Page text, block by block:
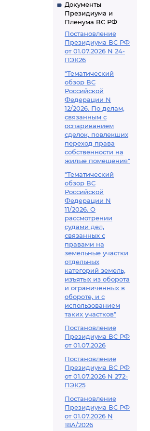
Документы
Президиума и
Пленума ВС РФ
Постановление
Президиума ВС РФ
от 01.07.2026 N 24-
ПЭК26
"Тематический
обзор ВС
Российской
Федерации N
12/2026. По делам,
связанным с
оспариванием
сделок, повлекших
переход права
собственности на
жилые помещения"
"Тематический
обзор ВС
Российской
Федерации N
11/2026. О
рассмотрении
судами дел,
связанных с
правами на
земельные участки
отдельных
категорий земель,
изъятых из оборота
и ограниченных в
обороте, и с
использованием
таких участков"
Постановление
Президиума ВС РФ
от 01.07.2026
Постановление
Президиума ВС РФ
от 01.07.2026 N 272-
ПЭК25
Постановление
Президиума ВС РФ
от 01.07.2026 N
18А/2026